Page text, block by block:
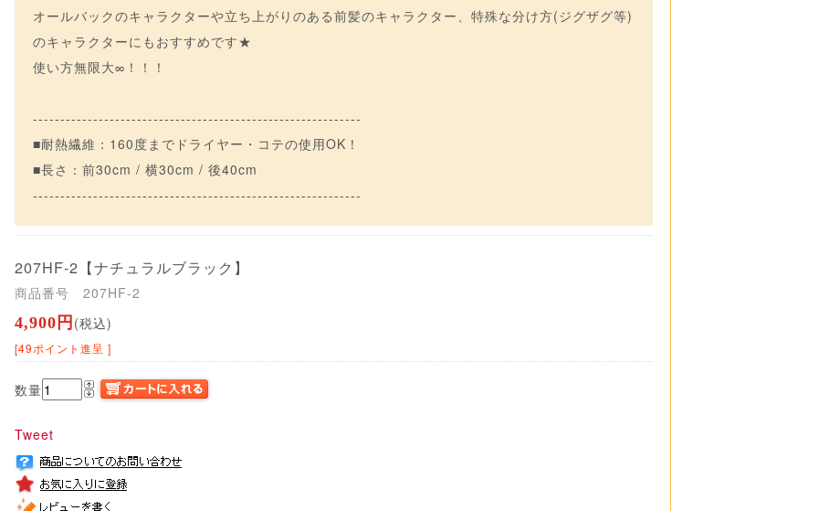
オールバックのキャラクターや立ち上がりのある前髪のキャラクター、特殊な分け方(ジグザグ等)
のキャラクターにもおすすめです★
使い方無限大∞！！！
------------------------------------------------------------
■耐熱繊維：160度までドライヤー・コテの使用OK！
■長さ：前30cm / 横30cm / 後40cm
------------------------------------------------------------
207HF-2 【ナチュラルブラック】
商品番号 207HF-2
4,900円 (税込)
[49ポイント進呈 ]
数量
Tweet